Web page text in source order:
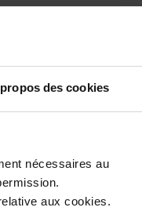
des cookies
nécessaires au
aux cookies.